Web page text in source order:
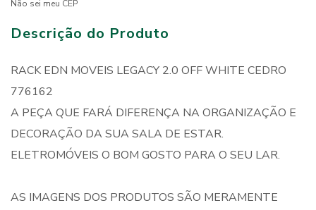
Não sei meu CEP
Descrição do Produto
RACK EDN MOVEIS LEGACY 2.0 OFF WHITE CEDRO
776162
A PEÇA QUE FARÁ DIFERENÇA NA ORGANIZAÇÃO E
DECORAÇÃO DA SUA SALA DE ESTAR.
ELETROMÓVEIS O BOM GOSTO PARA O SEU LAR.
AS IMAGENS DOS PRODUTOS SÃO MERAMENTE